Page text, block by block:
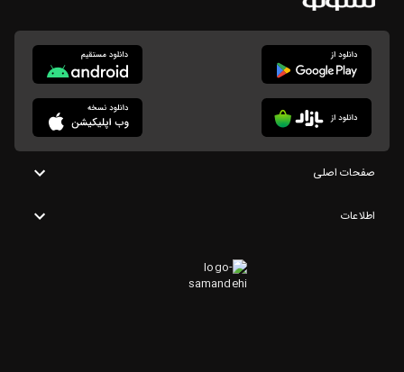
صفحات اصلی
اطلاعات